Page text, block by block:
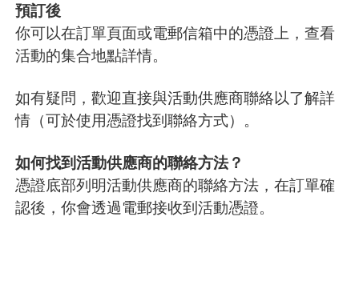
預訂後
你可以在訂單頁面或電郵信箱中的憑證上，查看
活動的集合地點詳情。
如有疑問，歡迎直接與活動供應商聯絡以了解詳
情（可於使用憑證找到聯絡方式）。
如何找到活動供應商的聯絡方法？
憑證底部列明活動供應商的聯絡方法，在訂單確
認後，你會透過電郵接收到活動憑證。